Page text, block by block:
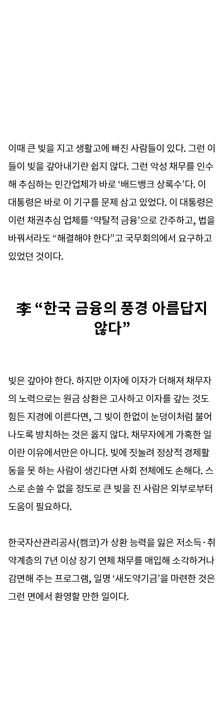
이때 큰 빚을 지고 생활고에 빠진 사람들이 있다. 그런 이
들이 빚을 갚아내기란 쉽지 않다. 그런 악성 채무를 인수
해 추심하는 민간업체가 바로 ‘배드뱅크 상록수’다. 이
대통령은 바로 이 기구를 문제 삼고 있었다. 이 대통령은
이런 채권추심 업체를 ‘약탈적 금융’으로 간주하고, 법을
바꿔서라도 “해결해야 한다”고 국무회의에서 요구하고
있었던 것이다.
李 “한국 금융의 풍경 아름답지
않다”
빚은 갚아야 한다. 하지만 이자에 이자가 더해져 채무자
의 노력으로는 원금 상환은 고사하고 이자를 갚는 것도
힘든 지경에 이른다면, 그 빚이 한없이 눈덩이처럼 불어
나도록 방치하는 것은 옳지 않다. 채무자에게 가혹한 일
이란 이유에서만은 아니다. 빚에 짓눌려 정상적 경제활
동을 못 하는 사람이 생긴다면 사회 전체에도 손해다. 스
스로 손쓸 수 없을 정도로 큰 빚을 진 사람은 외부로부터
도움이 필요하다.
한국자산관리공사(캠코)가 상환 능력을 잃은 저소득·취
약계층의 7년 이상 장기 연체 채무를 매입해 소각하거나
감면해 주는 프로그램, 일명 ‘새도약기금’을 마련한 것은
그런 면에서 환영할 만한 일이다.